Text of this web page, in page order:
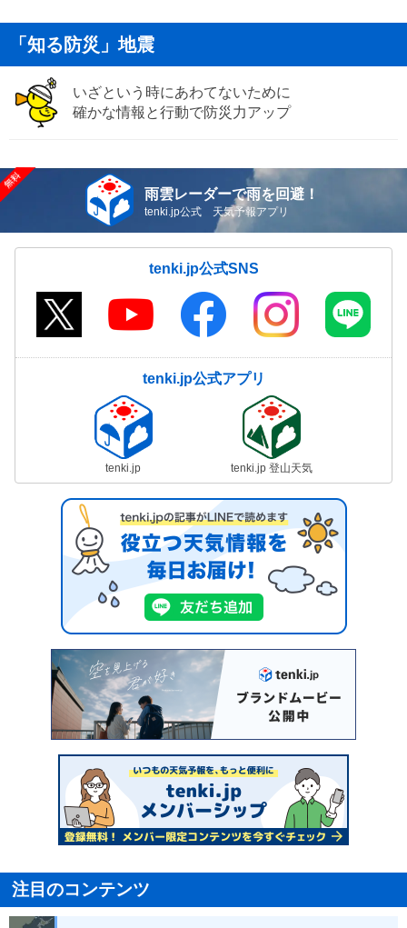
「知る防災」地震
いざという時にあわてないために
確かな情報と行動で防災力アップ
雨雲レーダーで雨を回避！
tenki.jp公式 天気予報アプリ
tenki.jp公式SNS
tenki.jp公式アプリ
tenki.jp tenki.jp 登山天気
注目のコンテンツ